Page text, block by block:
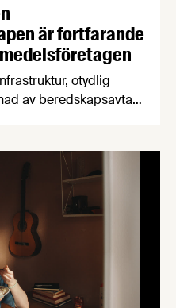
är fortfarande
otydlig
av beredskapsavtal
från
konstaterar att
minskar i en
öka för att stärka